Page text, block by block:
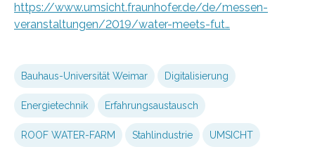
https://www.umsicht.fraunhofer.de/de/messen-
veranstaltungen/2019/water-meets-fut…
Bauhaus-Universität Weimar Digitalisierung
Energietechnik Erfahrungsaustausch
ROOF WATER-FARM Stahlindustrie UMSICHT